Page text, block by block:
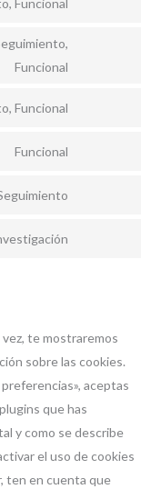
Funcional
Funcional
Funcional
te mostraremos
sobre las cookies.
aceptas
que has
y como se describe
el uso de cookies
ten en cuenta que